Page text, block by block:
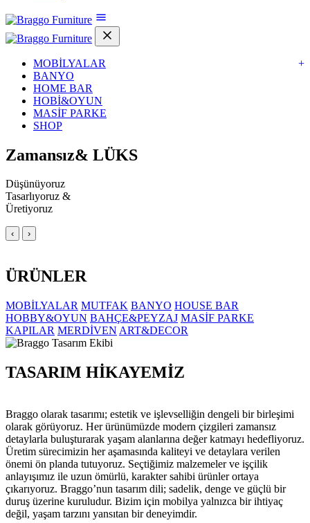
MOBİLYALAR
+
BANYO
HOME BAR
HOBİ&OYUN
MASİF PARKE
SHOP
Zamansız& LÜKS
Düşünüyoruz
Tasarlıyoruz &
Üretiyoruz
‹ ›
ÜRÜNLER
MOBİLYALAR MUTFAK BANYO HOUSE BAR
HOBBY&OYUN BAHÇE&PEYZAJ MASİF PARKE
KAPILAR MERDİVEN ART&DECOR
TASARIM HİKAYEMİZ
Braggo olarak tasarımı; estetik ve işlevselliğin dengeli bir birleşimi
olarak görüyoruz. Her ürünümüzde modern çizgileri zamansız
detaylarla buluşturarak yaşam alanlarına değer katmayı hedefliyoruz.
Üretim sürecimizin her aşamasında kaliteyi ve detaylara verilen
önemi ön planda tutuyoruz. Seçtiğimiz malzemeler ve işçilik
anlayışımız ile uzun ömürlü, karakter sahibi ürünler ortaya
çıkarıyoruz. Braggo’nun tasarım dili; sadelik, denge ve güçlü bir
duruş üzerine kuruludur. Bizim için mobilya yalnızca bir ihtiyaç
değil, yaşam tarzını yansıtan bir deneyimdir.